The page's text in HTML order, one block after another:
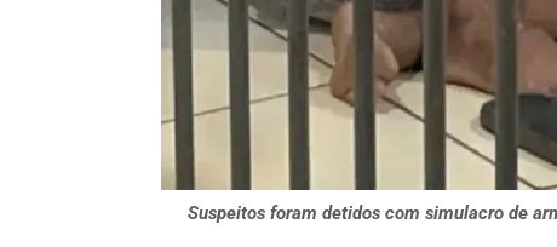
Suspeitos foram detidos com simulacro de